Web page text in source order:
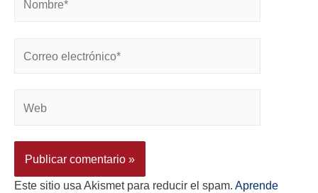
Este sitio usa Akismet para reducir el spam. Aprende